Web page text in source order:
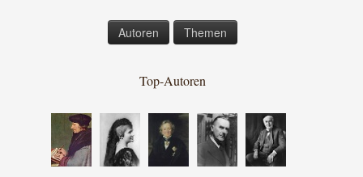
Autoren Themen
Top-Autoren